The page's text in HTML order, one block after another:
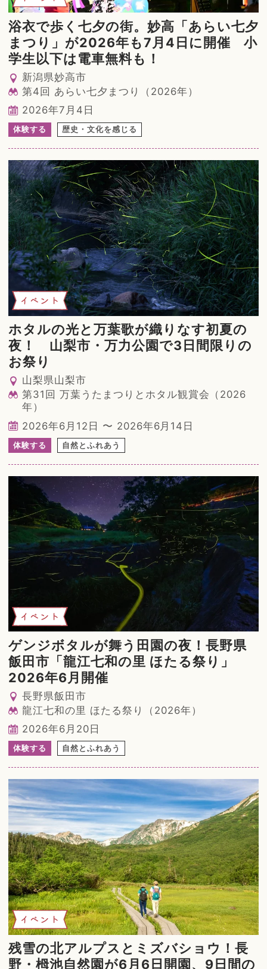
浴衣で歩く七夕の街。妙高「あらい七夕
まつり」が2026年も7月4日に開催 小
学生以下は電車無料も！
新潟県妙高市
第4回 あらい七夕まつり（2026年）
2026年7月4日
体験する 歴史・文化を感じる
イベント
ホタルの光と万葉歌が織りなす初夏の
夜！ 山梨市・万力公園で3日間限りの
お祭り
山梨県山梨市
第31回 万葉うたまつりとホタル観賞会（2026
年）
2026年6月12日 〜 2026年6月14日
体験する 自然とふれあう
イベント
ゲンジボタルが舞う田園の夜！長野県
飯田市「龍江七和の里 ほたる祭り」
2026年6月開催
長野県飯田市
龍江七和の里 ほたる祭り（2026年）
2026年6月20日
体験する 自然とふれあう
イベント
残雪の北アルプスとミズバショウ！長
野・栂池自然園が6月6日開園、9日間の